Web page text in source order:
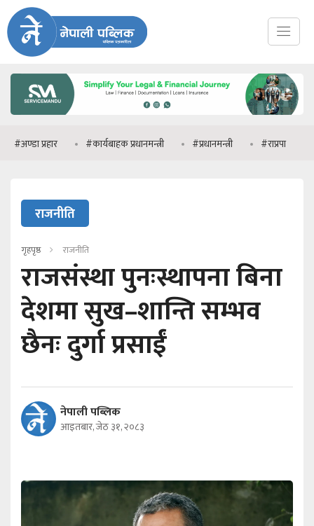
प्रहार #कार्यबाहक प्रधानमन्त्री #प्रधानमन्त्री #राप्रपा #मनिष
राजनीति
गृहपृष्ठ राजनीति
राजसंस्था पुनःस्थापना बिना
देशमा सुख–शान्ति सम्भव
छैनः दुर्गा प्रसाईं
नेपाली पब्लिक
आइतबार, जेठ ३१, २०८३